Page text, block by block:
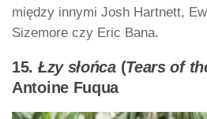
między innymi Josh Hartnett,
Sizemore czy Eric Bana.
15. Łzy słońca(Tears of
Antoine Fuqua